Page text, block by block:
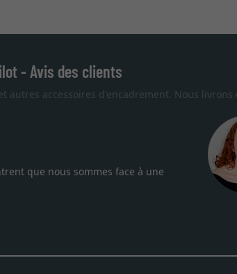
- Avis des clients
accessoires d'encadrement. Nous livrons
que nous sommes face à une